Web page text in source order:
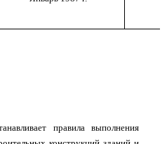
правила выполнения